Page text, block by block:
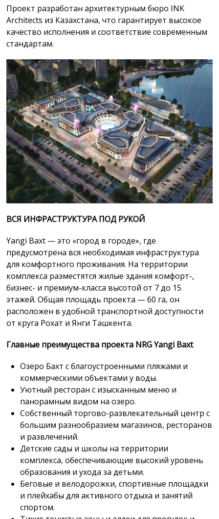
Проект разработан архитектурным бюро INK
Architects из Казахстана, что гарантирует высокое
качество исполнения и соответствие современным
стандартам.
ВСЯ ИНФРАСТРУКТУРА ПОД РУКОЙ
Yangi Baxt — это «город в городе», где
предусмотрена вся необходимая инфраструктура
для комфортного проживания. На территории
комплекса разместятся жилые здания комфорт-,
бизнес- и премиум-класса высотой от 7 до 15
этажей. Общая площадь проекта — 60 га, он
расположен в удобной транспортной доступности
от круга Рохат и Янги Ташкента.
Главные преимущества проекта NRG Yangi Baxt
Озеро Бахт с благоустроенными пляжами и
коммерческими объектами у воды.
Уютный ресторан с изысканным меню и
панорамным видом на озеро.
Собственный торгово-развлекательный центр с
большим разнообразием магазинов, ресторанов
и развлечений.
Детские сады и школы на территории
комплекса, обеспечивающие высокий уровень
образования и ухода за детьми.
Беговые и велодорожки, спортивные площадки
и плейхабы для активного отдыха и занятий
спортом.